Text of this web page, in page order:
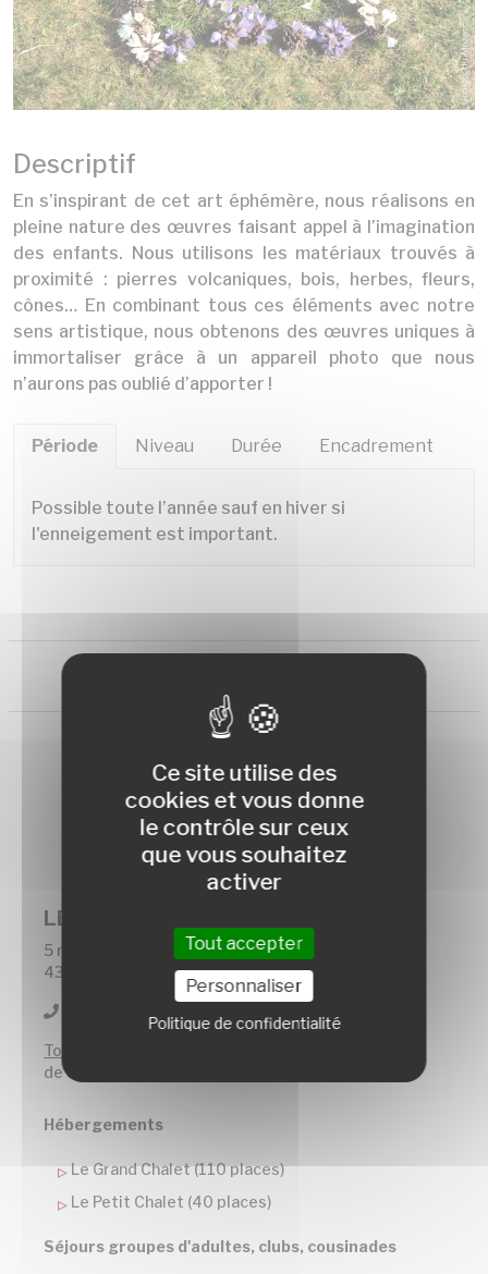
Descriptif
En s’inspirant de cet art éphémère, nous réalisons en
pleine nature des œuvres faisant appel à l’imagination
des enfants. Nous utilisons les matériaux trouvés à
proximité : pierres volcaniques, bois, herbes, fleurs,
cônes… En combinant tous ces éléments avec notre
sens artistique, nous obtenons des œuvres uniques à
immortaliser grâce à un appareil photo que nous
n’aurons pas oublié d’apporter !
Période Niveau Durée Encadrement
Possible toute l’année sauf en hiver si
l'enneigement est important.
LES CHALETS DU MEZENC
5 rue du Rouzoulin
43150 Les Estables
Tous les jours :
de 8h à 19h
Hébergements
Le Grand Chalet (110 places)
Le Petit Chalet (40 places)
Séjours groupes d'adultes, clubs, cousinades
Ce site utilise des
cookies et vous donne
le contrôle sur ceux
que vous souhaitez
activer
Tout accepter
Personnaliser
Politique de confidentialité